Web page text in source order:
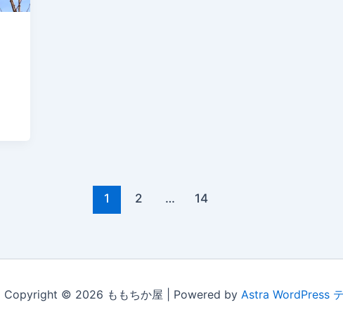
1 2 … 14
Copyright © 2026 ももちか屋 | Powered by Astra WordPress